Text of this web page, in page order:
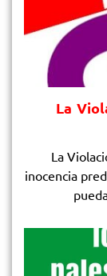
La
La
inocencia